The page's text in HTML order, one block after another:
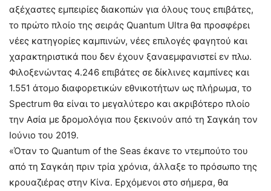
αξέχαστες εμπειρίες διακοπών για όλους τους επιβάτες,
το πρώτο πλοίο της σειράς Quantum Ultra θα προσφέρει
νέες κατηγορίες καμπινών, νέες επιλογές φαγητού και
χαρακτηριστικά που δεν έχουν ξαναεμφανιστεί εν πλω.
Φιλοξενώντας 4.246 επιβάτες σε δίκλινες καμπίνες και
1.551 άτομο διαφορετικών εθνικοτήτων ως πλήρωμα, το
Spectrum θα είναι το μεγαλύτερο και ακριβότερο πλοίο
την Ασία με δρομολόγια που ξεκινούν από τη Σαγκάη τον
Ιούνιο του 2019.
«Όταν το Quantum of the Seas έκανε το ντεμπούτο του
από τη Σαγκάη πριν τρία χρόνια, άλλαξε το πρόσωπο της
κρουαζιέρας στην Κίνα. Ερχόμενοι στο σήμερα, θα